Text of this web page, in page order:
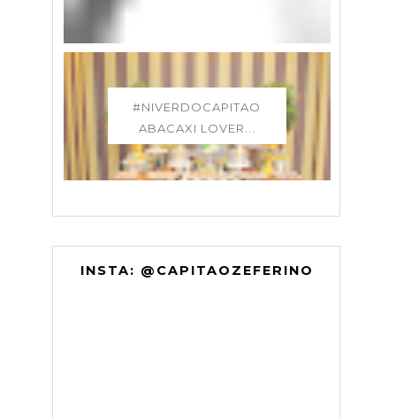
#NIVERDOCAPITAO
ABACAXI LOVER...
INSTA: @CAPITAOZEFERINO